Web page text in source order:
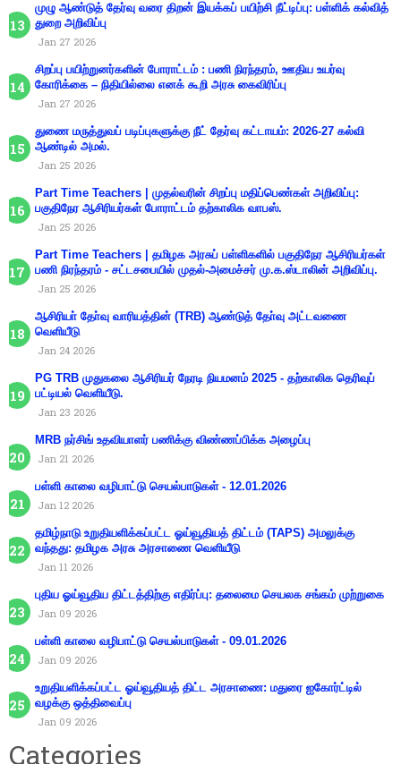
முழு ஆண்டுத் தேர்வு வரை திறன் இயக்கப் பயிற்சி நீட்டிப்பு: பள்ளிக் கல்வித்
துறை அறிவிப்பு
Jan 27 2026
சிறப்பு பயிற்றுனர்களின் போராட்டம் : பணி நிரந்தரம், ஊதிய உயர்வு
கோரிக்கை – நிதியில்லை எனக் கூறி அரசு கைவிரிப்பு
Jan 27 2026
துணை மருத்துவப் படிப்புகளுக்கு நீட் தேர்வு கட்டாயம்: 2026-27 கல்வி
ஆண்டில் அமல்.
Jan 25 2026
Part Time Teachers | முதல்வரின் சிறப்பு மதிப்பெண்கள் அறிவிப்பு:
பகுதிநேர ஆசிரியர்கள் போராட்டம் தற்காலிக வாபஸ்.
Jan 25 2026
Part Time Teachers | தமிழக அரசுப் பள்ளிகளில் பகுதிநேர ஆசிரியர்கள்
பணி நிரந்தரம் - சட்டசபையில் முதல்-அமைச்சர் மு.க.ஸ்டாலின் அறிவிப்பு.
Jan 25 2026
ஆசிரியா் தோ்வு வாரியத்தின் (TRB) ஆண்டுத் தோ்வு அட்டவணை
வெளியீடு
Jan 24 2026
PG TRB முதுகலை ஆசிரியர் நேரடி நியமனம் 2025 - தற்காலிக தெரிவுப்
பட்டியல் வெளியீடு.
Jan 23 2026
MRB நர்சிங் உதவியாளர் பணிக்கு விண்ணப்பிக்க அழைப்பு
Jan 21 2026
பள்ளி காலை வழிபாட்டு செயல்பாடுகள் - 12.01.2026
Jan 12 2026
தமிழ்நாடு உறுதியளிக்கப்பட்ட ஓய்வூதியத் திட்டம் (TAPS) அமலுக்கு
வந்தது: தமிழக அரசு அரசாணை வெளியீடு
Jan 11 2026
புதிய ஓய்வூதிய திட்டத்திற்கு எதிர்ப்பு: தலைமை செயலக சங்கம் முற்றுகை
Jan 09 2026
பள்ளி காலை வழிபாட்டு செயல்பாடுகள் - 09.01.2026
Jan 09 2026
உறுதியளிக்கப்பட்ட ஓய்வூதியத் திட்ட அரசாணை: மதுரை ஐகோர்ட்டில்
வழக்கு ஒத்திவைப்பு
Jan 09 2026
Categories